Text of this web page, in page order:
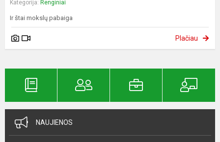
Kategorija: Renginiai
Ir štai mokslų pabaiga
Plačiau
NAUJIENOS